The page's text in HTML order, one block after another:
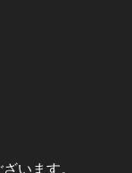
います。